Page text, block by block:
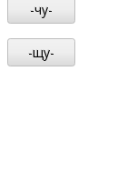
-чу-
-щу-